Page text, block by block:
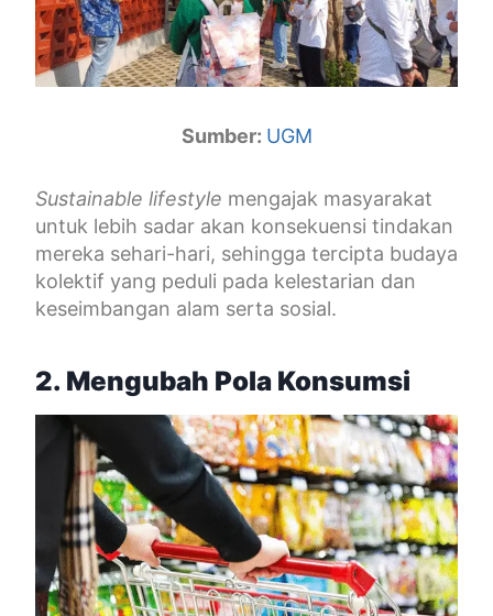
Sumber: UGM
Sustainable lifestyle mengajak masyarakat
untuk lebih sadar akan konsekuensi tindakan
mereka sehari-hari, sehingga tercipta budaya
kolektif yang peduli pada kelestarian dan
keseimbangan alam serta sosial.
2. Mengubah Pola Konsumsi